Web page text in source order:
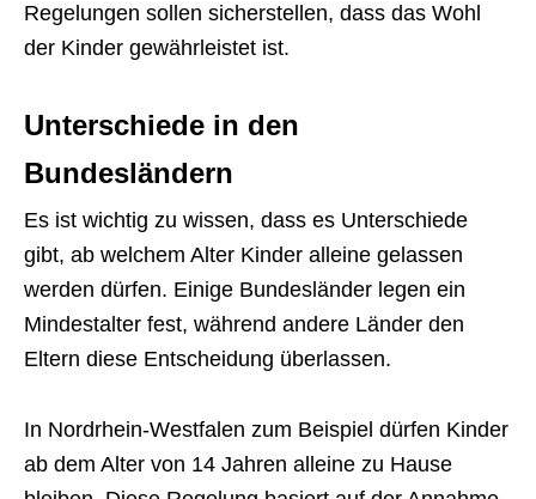
Regelungen sollen sicherstellen, dass das Wohl
der Kinder gewährleistet ist.
Unterschiede in den
Bundesländern
Es ist wichtig zu wissen, dass es Unterschiede
gibt, ab welchem Alter Kinder alleine gelassen
werden dürfen. Einige Bundesländer legen ein
Mindestalter fest, während andere Länder den
Eltern diese Entscheidung überlassen.
In Nordrhein-Westfalen zum Beispiel dürfen Kinder
ab dem Alter von 14 Jahren alleine zu Hause